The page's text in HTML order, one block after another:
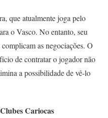
que atualmente joga pelo
o Vasco. No entanto, seu
as negociações. O
de contratar o jogador não
a possibilidade de vê-lo
Cariocas